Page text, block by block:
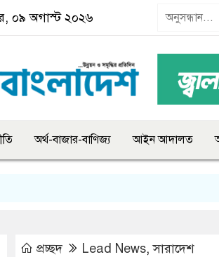
০৯ অগাস্ট ২০২৬
অর্থ-বাজার-বাণিজ্য আইন আদালত
প্রচ্ছদ Lead News,সারাদেশ